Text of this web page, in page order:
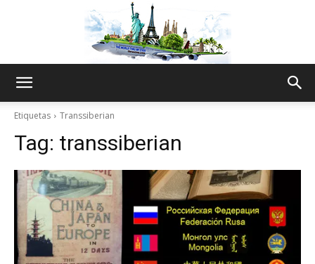
Thru
Etiquetas Transsiberian
Tag: transsiberian